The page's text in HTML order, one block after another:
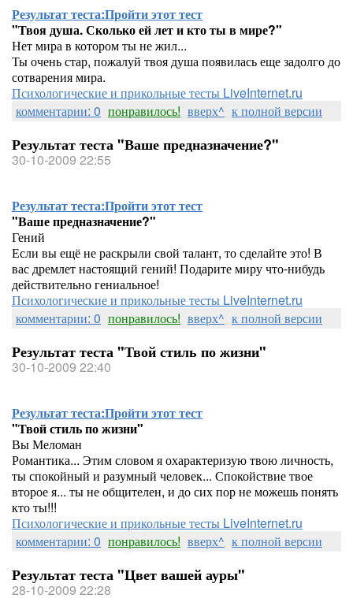
Результат теста:Пройти этот тест
"Твоя душа. Сколько ей лет и кто ты в мире?"
Нет мира в котором ты не жил...
Ты очень стар, пожалуй твоя душа появилась еще задолго до
сотварения мира.
Психологические и прикольные тесты LiveInternet.ru
комментарии: 0 понравилось! вверх^ к полной версии
Результат теста "Ваше предназначение?"
30-10-2009 22:55
Результат теста:Пройти этот тест
"Ваше предназначение?"
Гений
Если вы ещё не раскрыли свой талант, то сделайте это! В
вас дремлет настоящий гений! Подарите миру что-нибудь
действительно гениальное!
Психологические и прикольные тесты LiveInternet.ru
комментарии: 0 понравилось! вверх^ к полной версии
Результат теста "Твой стиль по жизни"
30-10-2009 22:40
Результат теста:Пройти этот тест
"Твой стиль по жизни"
Вы Меломан
Романтика... Этим словом я охарактеризую твою личность,
ты спокойный и разумный человек... Спокойствие твое
второе я... ты не общителен, и до сих пор не можешь понять
кто ты!!!
Психологические и прикольные тесты LiveInternet.ru
комментарии: 0 понравилось! вверх^ к полной версии
Результат теста "Цвет вашей ауры"
28-10-2009 22:28